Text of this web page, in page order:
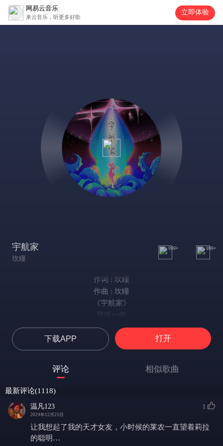
网易云音乐
来云音乐，听更多好歌
立即体验
宇航家
坎瞳
999+ 999+
作词 : 坎瞳
作曲 : 坎瞳
《宇航家》
我唯一的
最好的朋友
她有伟大的理想
是飞向天空做宇航家
她说绝不可以 因为
下载APP 打开
评论 相似歌曲
最新评论(1118)
温凡123
2024年12月21日
1
让我想起了我的天才女友，小时候的莱农一直望着莉拉
的聪明…